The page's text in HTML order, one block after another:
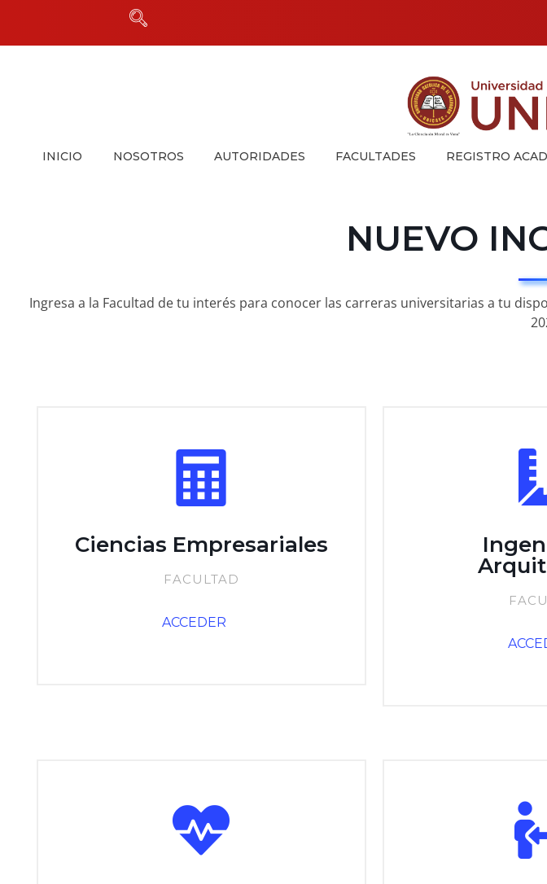
Universidad Católica de El Salvador
UNICAES
INICIO NOSOTROS AUTORIDADES FACULTADES REGISTRO
NUEVO
Ingresa a la Facultad de tu interés para conocer las carreras universitarias a tu
Ciencias Empresariales
FACULTAD
ACCEDER